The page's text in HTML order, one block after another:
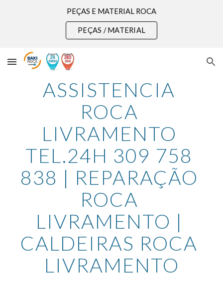
Skip to main content
PEÇAS E MATERIAL ROCA
PEÇAS / MATERIAL
ASSISTENCIA
ROCA
LIVRAMENTO
TEL.24H 309 758
838 | REPARAÇÃO
ROCA
LIVRAMENTO |
CALDEIRAS ROCA
LIVRAMENTO